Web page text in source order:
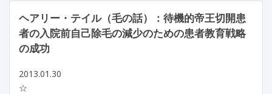
ヘアリー・テイル（毛の話）：待機的帝王切開患
者の入院前自己除毛の減少のための患者教育戦略
の成功
2013.01.30
☆